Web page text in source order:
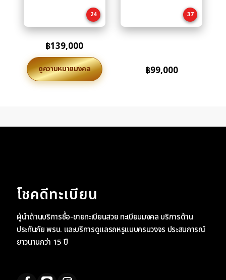
24
฿139,000
ดูความหมายมงคล
37
฿99,000
โชคดีทะเบียน
ผู้นำด้านบริการซื้อ-ขายทะเบียนสวย ทะเบียนมงคล บริการด้าน
ประกันภัย พรบ. และบริการดูแลรถหรูแบบครบวงจร ประสบการณ์
ยาวนานกว่า 15 ปี